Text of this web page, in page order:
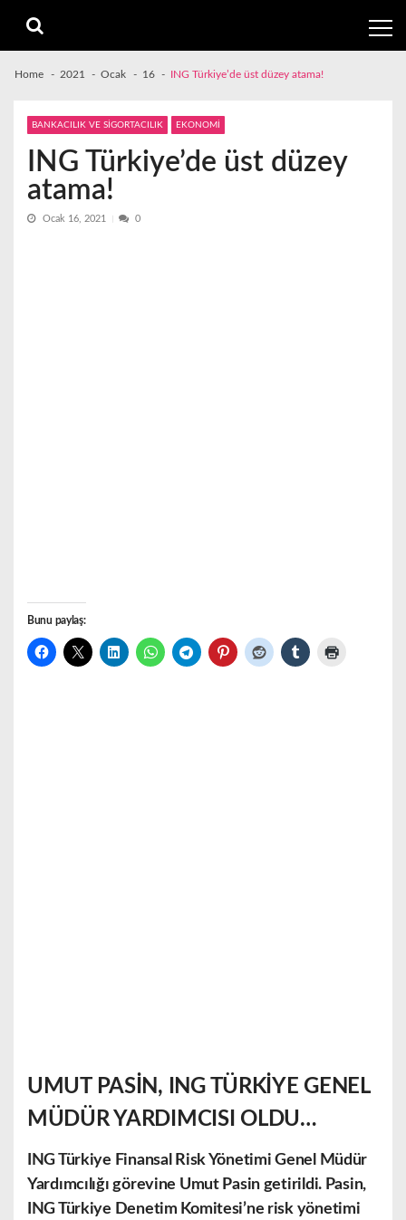
navigation
content
Home 2021 Ocak 16 ING Türkiye’de üst düzey atama!
BANKACILIK VE SİGORTACILIK EKONOMİ
ING Türkiye’de üst düzey
atama!
Ocak 16, 2021 0
Bunu paylaş:
UMUT PASİN, ING TÜRKİYE GENEL
MÜDÜR YARDIMCISI OLDU…
ING Türkiye Finansal Risk Yönetimi Genel Müdür
Yardımcılığı görevine Umut Pasin getirildi. Pasin,
ING Türkiye Denetim Komitesi’ne risk yönetimi